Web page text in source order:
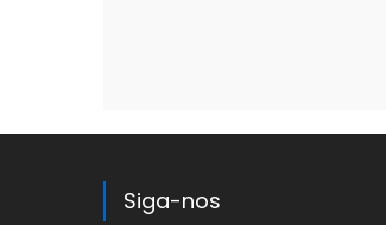
Siga-nos